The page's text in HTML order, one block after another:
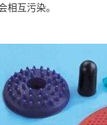
相互污染。